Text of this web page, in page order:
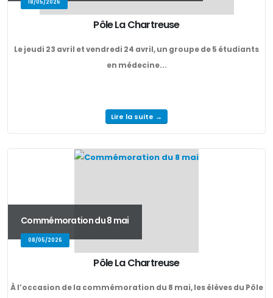
18/05/2026
Pôle La Chartreuse
Le jeudi 23 avril et vendredi 24 avril, un groupe de 5 étudiants
en médecine...
Lire la suite →
Commémoration du 8 mai
08/05/2026
Pôle La Chartreuse
À l’occasion de la commémoration du 8 mai, les élèves du Pôle